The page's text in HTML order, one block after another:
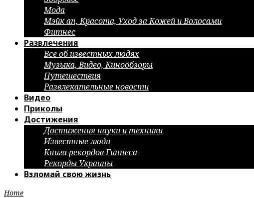
Мода
Мэйк ап, Красота, Уход за Кожей и Волосами
Фитнес
Развлечения
Все об известных людях
Музыка, Видео, Кинообзоры
Путешествия
Развлекательные новости
Видео
Приколы
Достижения
Достижения науки и техники
Известные люди
Книга рекордов Гиннеса
Рекорды Украины
Взломай свою жизнь
Home